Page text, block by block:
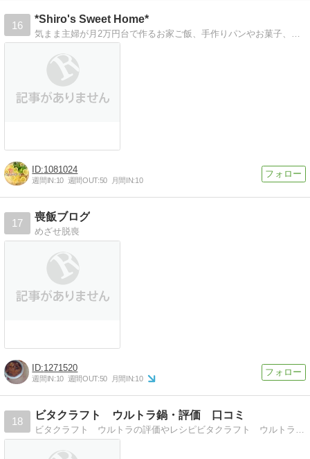
16
*Shiro's Sweet Home*
1081024
週間IN:10 週間OUT:50 月間IN:10
17
喪飯ブログ
めざせ脱喪
1271520
週間IN:10 週間OUT:50 月間IN:10
18
ビタクラフト ウルトラ鍋・評価 口コミ
ビタクラフト ウルトラの評価やレシピビタクラフト ウルトラを使い続けた評価やレシピ